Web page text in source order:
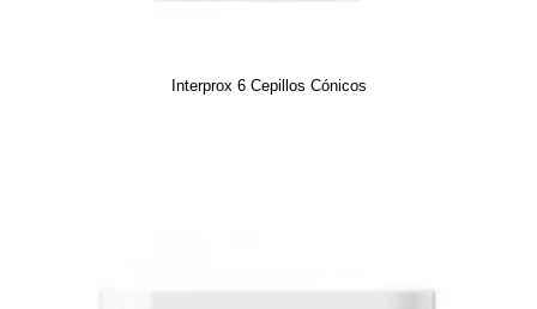
Interprox 6 Cepillos Cónicos